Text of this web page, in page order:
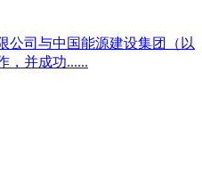
公司与中国能源建设集团（以
，并成功......